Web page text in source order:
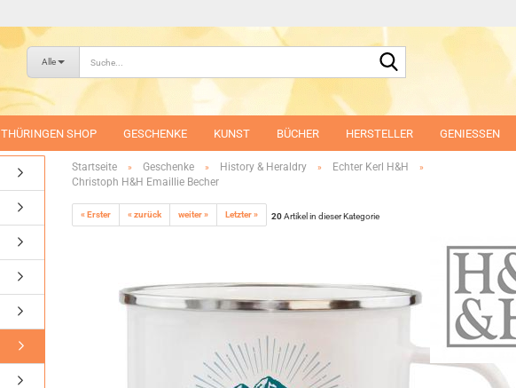
Alle
THÜRINGEN SHOP GESCHENKE KUNST BÜCHER HERSTELLER GENIESSEN
Startseite » Geschenke » History & Heraldry » Echter Kerl H&H »
Christoph H&H Emaillie Becher
« Erster « zurück weiter » Letzter » 20Artikel in dieser Kategorie